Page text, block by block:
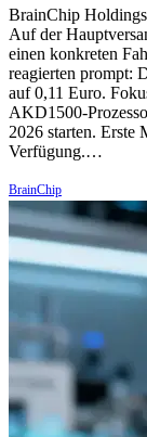
BrainChip
Auf der
einen konkreten
reagierten prompt:
auf 0,11 Euro.
AKD1500-
2026 starten. Erste
Verfügung.…
BrainChip